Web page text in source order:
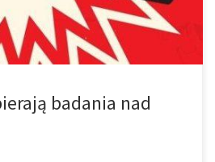
badania nad